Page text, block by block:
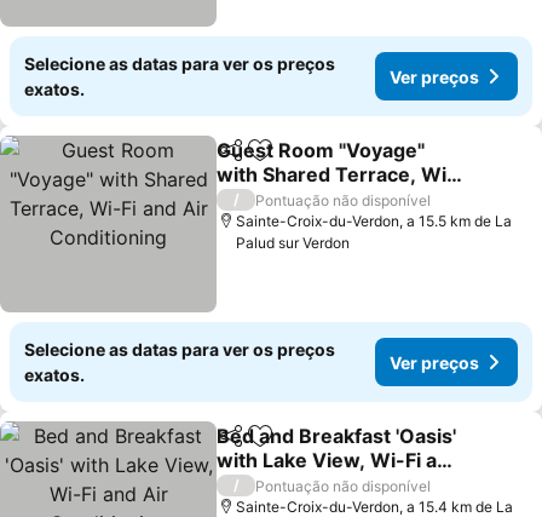
Selecione as datas para ver os preços
exatos.
Ver preços
PartilharAdicionar aos favoritos
Guest Room "Voyage"
with Shared Terrace, Wi-
Fi and Air Conditioning
Ver preços
/
Pontuação não disponível
Sainte-Croix-du-Verdon, a 15.5 km de La
Palud sur Verdon
Selecione as datas para ver os preços
exatos.
Ver preços
PartilharAdicionar aos favoritos
Bed and Breakfast 'Oasis'
with Lake View, Wi-Fi and
Air Conditioning
Ver preços
/
Pontuação não disponível
Sainte-Croix-du-Verdon, a 15.4 km de La